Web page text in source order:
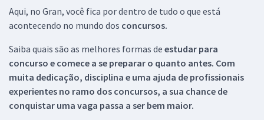
Aqui, no Gran, você fica por dentro de tudo o que está
acontecendo no mundo dos concursos.
Saiba quais são as melhores formas de estudar para
concurso e comece a se preparar o quanto antes. Com
muita dedicação, disciplina e uma ajuda de profissionais
experientes no ramo dos concursos, a sua chance de
conquistar uma vaga passa a ser bem maior.